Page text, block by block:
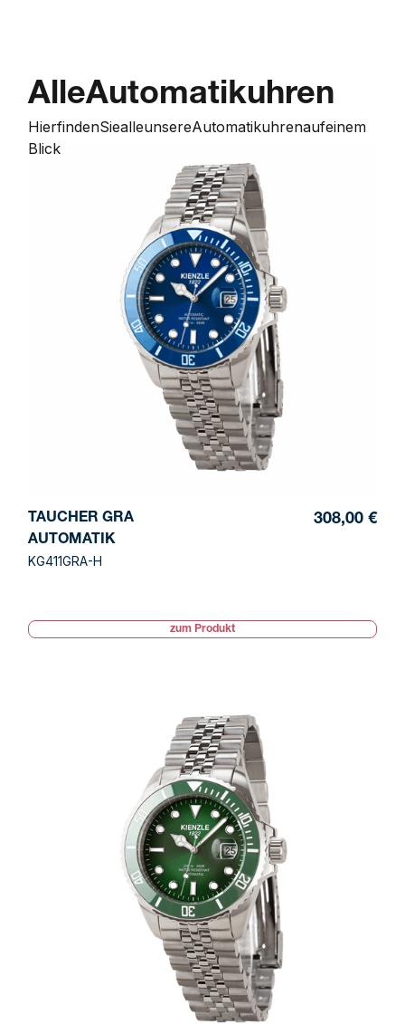
AlleAutomatikuhren
HierfindenSiealleunsereAutomatikuhrenaufeinem
Blick
TAUCHER GRA
AUTOMATIK
KG411GRA-H
308,00 €
zum Produkt